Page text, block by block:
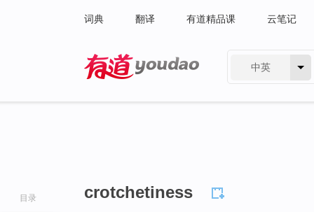
词典 翻译 有道精品课 云笔记
中英
目录 crotchetiness